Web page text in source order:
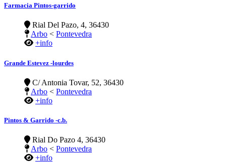
Farmacia Pintos-garrido
Rial Del Pazo, 4, 36430
Arbo < Pontevedra
+info
Grande Estevez -lourdes
C/ Antonia Tovar, 52, 36430
Arbo < Pontevedra
+info
Pintos & Garrido -c.b.
Rial Do Pazo 4, 36430
Arbo < Pontevedra
+info